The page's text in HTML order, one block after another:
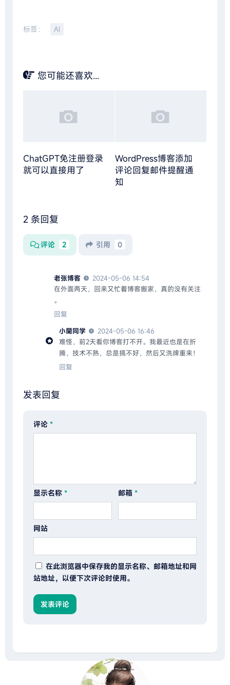
标签： AI
您可能还喜欢...
ChatGPT免注册登录
就可以直接用了
WordPress博客添加
评论回复邮件提醒通
知
2 条回复
评论 2 引用 0
老张博客
2024-05-06 14:54
在外面两天，回来又忙着博客搬家，真的没有关注
。
回复
小蘭同学
2024-05-06 16:46
难怪，前2天看你博客打不开。我最近也是在折
腾，技术不熟，总是搞不好，然后又洗牌重来！
回复
发表回复
评论 *
显示名称 * 邮箱 *
网站
在此浏览器中保存我的显示名称、邮箱地址和网
站地址，以便下次评论时使用。